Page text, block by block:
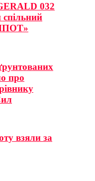
032
про
взяли за